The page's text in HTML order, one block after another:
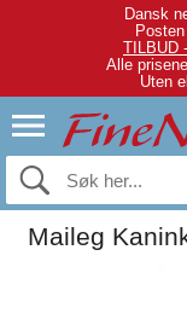
Dansk
TILBUD
Alle
Uten
Maileg